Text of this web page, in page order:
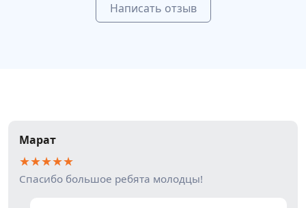
Написать отзыв
Марат
★★★★★
Спасибо большое ребята молодцы!